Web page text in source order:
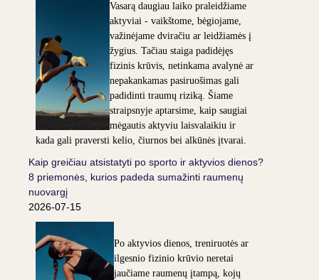
Vasarą daugiau laiko praleidžiame
aktyviai - vaikštome, bėgiojame,
važinėjame dviračiu ar leidžiamės į
žygius. Tačiau staiga padidėjęs
fizinis krūvis, netinkama avalynė ar
nepakankamas pasiruošimas gali
padidinti traumų riziką. Šiame
straipsnyje aptarsime, kaip saugiai
mėgautis aktyviu laisvalaikiu ir
kada gali praversti kelio, čiurnos bei alkūnės įtvarai.
Kaip greičiau atsistatyti po sporto ir aktyvios dienos?
8 priemonės, kurios padeda sumažinti raumenų
nuovargį
2026-07-15
Po aktyvios dienos, treniruotės ar
ilgesnio fizinio krūvio neretai
jaučiame raumenų įtampą, kojų